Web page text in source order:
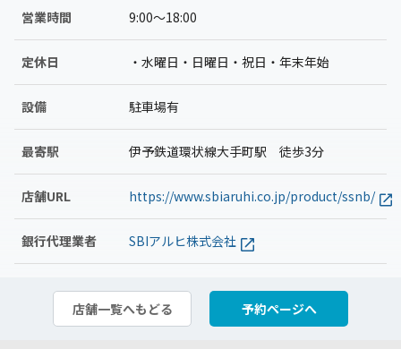
営業時間 9:00〜18:00
定休日 ・水曜日・日曜日・祝日・年末年始
設備 駐車場有
最寄駅 伊予鉄道環状線大手町駅 徒歩3分
店舗URL https://www.sbiaruhi.co.jp/product/ssnb/
銀行代理業者 SBIアルヒ株式会社
店舗一覧へもどる 予約ページへ